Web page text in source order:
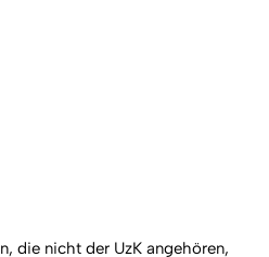
die nicht der UzK angehören,